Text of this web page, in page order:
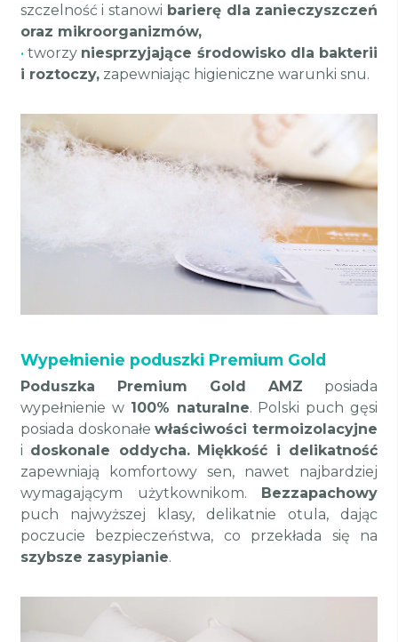
szczelność i stanowi barierę dla zanieczyszczeń
oraz mikroorganizmów,
•tworzy niesprzyjające środowisko dla bakterii
i roztoczy, zapewniając higieniczne warunki snu.
Wypełnienie poduszki Premium Gold
Poduszka Premium Gold AMZ posiada
wypełnienie w 100% naturalne. Polski puch gęsi
posiada doskonałewłaściwości termoizolacyjne
i doskonale oddycha. Miękkość i delikatność
zapewniają komfortowy sen, nawet najbardziej
wymagającym użytkownikom. Bezzapachowy
puch najwyższej klasy, delikatnie otula, dając
poczucie bezpieczeństwa, co przekłada się na
szybsze zasypianie.